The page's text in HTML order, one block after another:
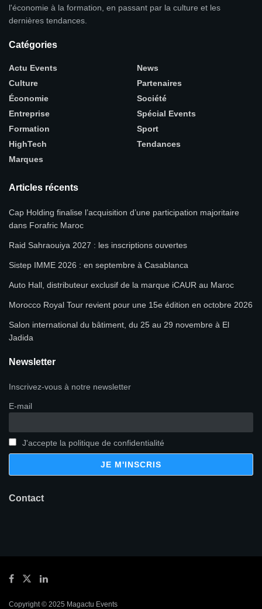
l'économie à la formation, en passant par la culture et les
dernières tendances.
Catégories
Actu Events
Culture
Économie
Entreprise
Formation
HighTech
Marques
News
Partenaires
Société
Spécial Events
Sport
Tendances
Articles récents
Cap Holding finalise l’acquisition d’une participation majoritaire
dans Forafric Maroc
Raid Sahraouiya 2027 : les inscriptions ouvertes
Sistep IMME 2026 : en septembre à Casablanca
Auto Hall, distributeur exclusif de la marque iCAUR au Maroc
Morocco Royal Tour revient pour une 15e édition en octobre 2026
Salon international du bâtiment, du 25 au 29 novembre à El
Jadida
Newsletter
Inscrivez-vous à notre newsletter
E-mail
J'accepte la politique de confidentialité
Contact
Copyright © 2025 Magactu Events